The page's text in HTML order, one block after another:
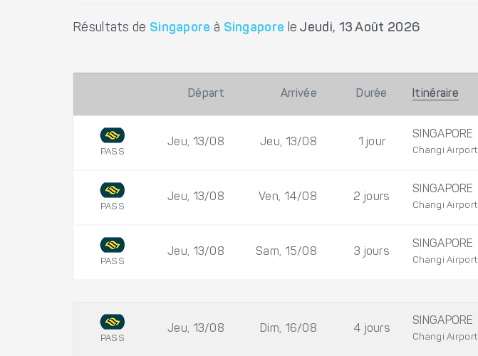
Résultats de Singapore à Singapore leJeudi, 13 Août 2026
Départ Arrivée Durée Itinéraire
PASS
Jeu, 13/08 Jeu, 13/08 1 jour
SINGAPORE
Changi Airport
PASS
Jeu, 13/08 Ven, 14/08 2 jours
SINGAPORE
Changi Airport
PASS
Jeu, 13/08 Sam, 15/08 3 jours
SINGAPORE
Changi Airport
PASS
Jeu, 13/08 Dim, 16/08 4 jours
SINGAPORE
Changi Airport